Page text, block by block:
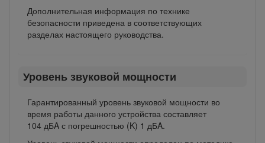
Дополнительная информация по технике
безопасности приведена в соответствующих
разделах настоящего руководства.
Уровень звуковой мощности
Гарантированный уровень звуковой мощности во
время работы данного устройства составляет
104 дБA с погрешностью (K) 1 дБA.